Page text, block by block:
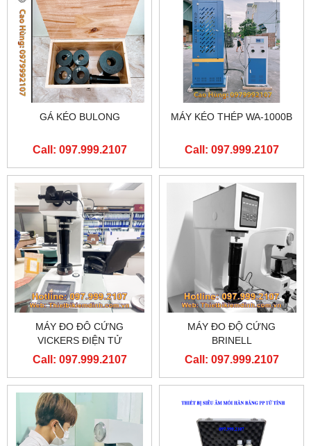
GÁ KÉO BULONG
Call: 097.999.2107
MÁY KÉO THÉP WA-1000B
Call: 097.999.2107
MÁY ĐO ĐÔ CỨNG
VICKERS ĐIỆN TỬ
Call: 097.999.2107
MÁY ĐO ĐỘ CỨNG
BRINELL
Call: 097.999.2107